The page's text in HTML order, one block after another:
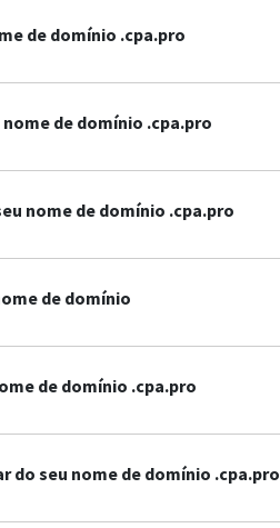
de domínio .cpa.pro
de domínio .cpa.pro
nome de domínio .cpa.pro
de domínio
de domínio .cpa.pro
do seu nome de domínio .cpa.pro